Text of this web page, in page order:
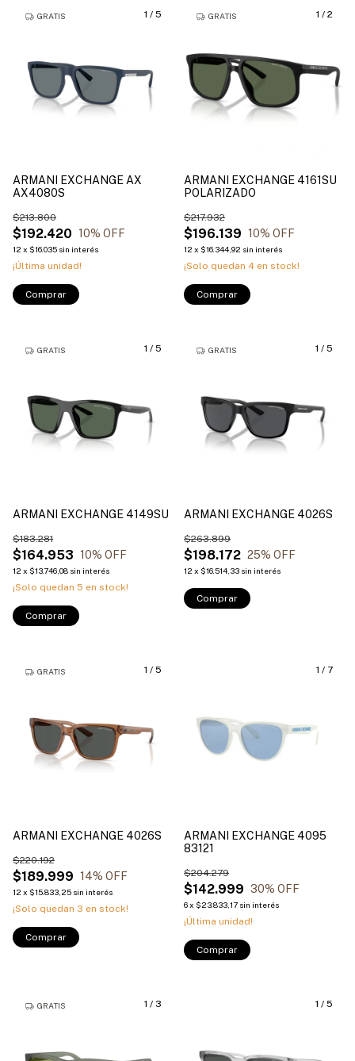
1 / 5
GRATIS
ARMANI EXCHANGE AX
AX4080S
$192.420
$213.800
10% OFF
12 x $16.035 sin interés
¡Última unidad!
Comprar
1 / 2
GRATIS
ARMANI EXCHANGE 4161SU
POLARIZADO
$196.139
$217.932
10% OFF
12 x $16.344,92 sin interés
¡Solo quedan 4 en stock!
Comprar
1 / 5
GRATIS
ARMANI EXCHANGE 4149SU
$164.953
$183.281
10% OFF
12 x $13.746,08 sin interés
¡Solo quedan 5 en stock!
Comprar
1 / 5
GRATIS
ARMANI EXCHANGE 4026S
$198.172
$263.899
25% OFF
12 x $16.514,33 sin interés
Comprar
1 / 5
GRATIS
ARMANI EXCHANGE 4026S
$189.999
$220.192
14% OFF
12 x $15.833,25 sin interés
¡Solo quedan 3 en stock!
Comprar
1 / 7
ARMANI EXCHANGE 4095
83121
$142.999
$204.279
30% OFF
6x $23.833,17 sin interés
¡Última unidad!
Comprar
1 / 3
GRATIS 1 / 5